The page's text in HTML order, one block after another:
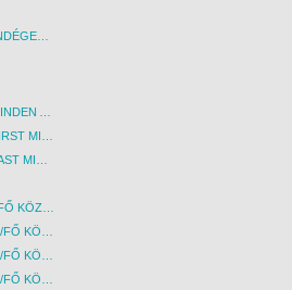
CSAK FELNŐTT VENDÉGEKET FOGADÓ SZÁLLÁSOK
BUDAVÁR TOURS MINDEN AKCIÓS ÚT
BUDAVÁR TOURS FIRST MINUTE AKCIÓS UTAK
BUDAVÁR TOURS LAST MINUTE AKCIÓS UTAK
50 000 - 100 000 FT/FŐ KÖZÖTT
100 000 - 150 000 FT/FŐ KÖZÖTT
150 000 - 200 000 FT/FŐ KÖZÖTT
200 000 - 300 000 FT/FŐ KÖZÖTT